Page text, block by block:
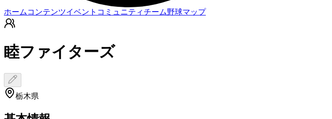
ホーム コンテンツイベント コミュニティチーム野球マップ
睦ファイターズ
栃木県